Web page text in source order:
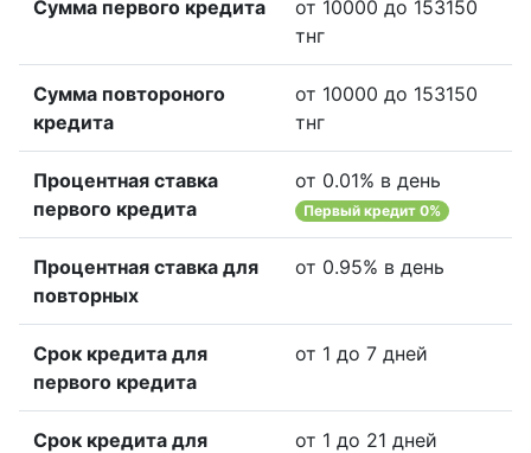
Сумма первого кредита
от 10000 до 153150
тнг
Сумма повтороного
кредита
от 10000 до 153150
тнг
Процентная ставка
первого кредита
от 0.01% в день
Первый кредит 0%
Процентная ставка для
повторных
от 0.95% в день
Срок кредита для
первого кредита
от 1 до 7 дней
Срок кредита для
от 1 до 21 дней